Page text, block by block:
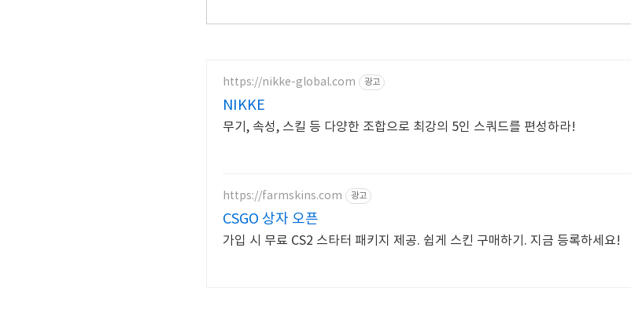
https://nikke-global.com 광고
NIKKE
무기, 속성, 스킬 등 다양한 조합으로 최강의 5인 스쿼드를 편성하라!
https://farmskins.com 광고
CSGO 상자 오픈
가입 시 무료 CS2 스타터 패키지 제공. 쉽게 스킨 구매하기. 지금 등록하세요!